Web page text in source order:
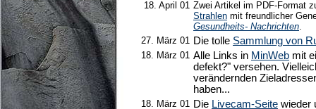
18. April 01 Zwei Artikel im PDF-Format
Strahlen mit freundlicher
Gesundheits- Nachrichten
27. März 01
Die tolle Sammlung von
18. März 01 Alle Links in MinWeb mit
defekt?" versehen.
verändernden
haben...
18. März 01 Die Livecam-Seite wieder